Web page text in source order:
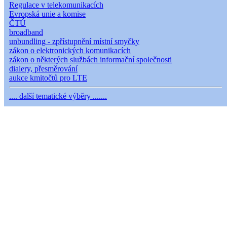
Regulace v telekomunikacích
Evropská unie a komise
ČTÚ
broadband
unbundling - zpřístupnění místní smyčky
zákon o elektronických komunikacích
zákon o některých službách informační společnosti
dialery, přesměrování
aukce kmitočtů pro LTE
.... další tematické výběry .......